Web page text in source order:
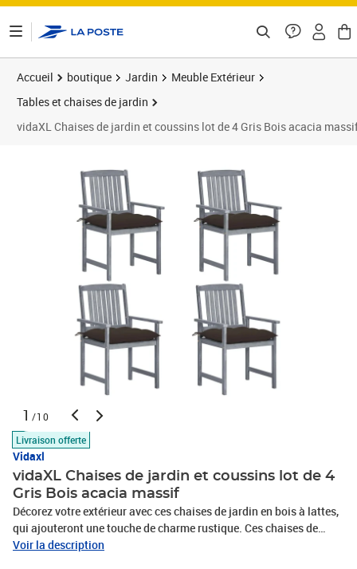
Accueil boutique Jardin
Meuble Extérieur
Tables et chaises de jardin
vidaXL Chaises de jardin et coussins lot de 4 Gris Bois acacia
1 /10
Livraison offerte
Vidaxl
vidaXL Chaises de jardin et coussins lot de 4
Gris Bois acacia massif
Décorez votre extérieur avec ces chaises de jardin en bois à lattes,
qui ajouteront une touche de charme rustique. Ces chaises de
jardin sont en bois d’acacia massif, ce qui les rend robustes et
Voir la description